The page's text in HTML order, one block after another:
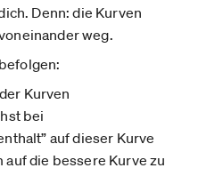
Denn: die Kurven
weg.
Kurven
bei
auf dieser Kurve
die bessere Kurve zu